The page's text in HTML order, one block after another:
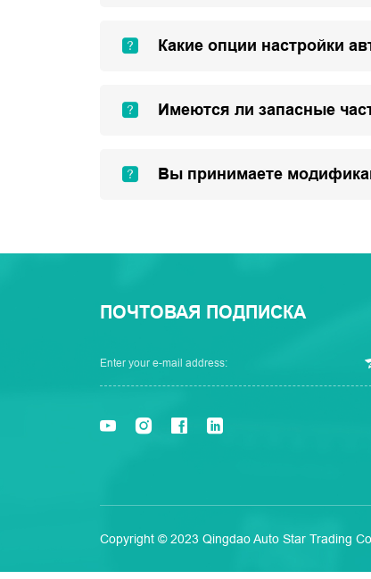
Какие опции настройки
Имеются ли запасные
Вы принимаете
ПОЧТОВАЯ ПОДПИСКА
Copyright © 2023 Qingdao Auto Star Trading